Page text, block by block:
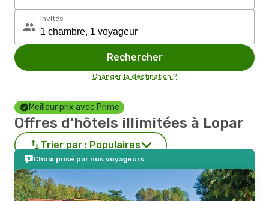
Invités
Rechercher
Changer la destination ?
Meilleur prix avec Prime
Offres d'hôtels illimitées à Lopar
Trier par : Populaires
Choix prisé par nos voyageurs